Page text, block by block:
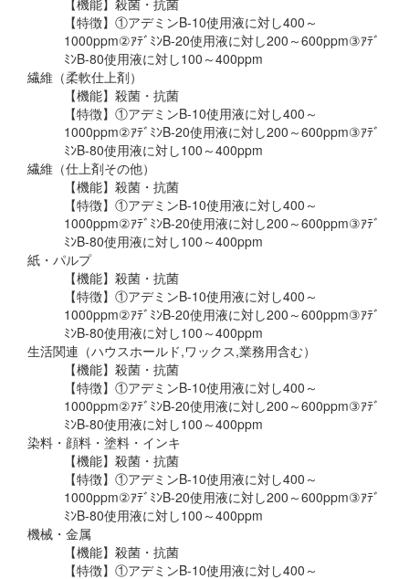
【機能】殺菌・抗菌
【特徴】①アデミンB-10使用液に対し400～
1000ppm②ｱﾃﾞﾐﾝB-20使用液に対し200～600ppm③ｱﾃﾞ
ﾐﾝB-80使用液に対し100～400ppm
繊維（柔軟仕上剤）
【機能】殺菌・抗菌
【特徴】①アデミンB-10使用液に対し400～
1000ppm②ｱﾃﾞﾐﾝB-20使用液に対し200～600ppm③ｱﾃﾞ
ﾐﾝB-80使用液に対し100～400ppm
繊維（仕上剤その他）
【機能】殺菌・抗菌
【特徴】①アデミンB-10使用液に対し400～
1000ppm②ｱﾃﾞﾐﾝB-20使用液に対し200～600ppm③ｱﾃﾞ
ﾐﾝB-80使用液に対し100～400ppm
紙・パルプ
【機能】殺菌・抗菌
【特徴】①アデミンB-10使用液に対し400～
1000ppm②ｱﾃﾞﾐﾝB-20使用液に対し200～600ppm③ｱﾃﾞ
ﾐﾝB-80使用液に対し100～400ppm
生活関連（ハウスホールド,ワックス,業務用含む）
【機能】殺菌・抗菌
【特徴】①アデミンB-10使用液に対し400～
1000ppm②ｱﾃﾞﾐﾝB-20使用液に対し200～600ppm③ｱﾃﾞ
ﾐﾝB-80使用液に対し100～400ppm
染料・顔料・塗料・インキ
【機能】殺菌・抗菌
【特徴】①アデミンB-10使用液に対し400～
1000ppm②ｱﾃﾞﾐﾝB-20使用液に対し200～600ppm③ｱﾃﾞ
ﾐﾝB-80使用液に対し100～400ppm
機械・金属
【機能】殺菌・抗菌
【特徴】①アデミンB-10使用液に対し400～